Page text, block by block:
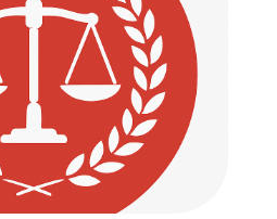
Acompañamos
pasos.